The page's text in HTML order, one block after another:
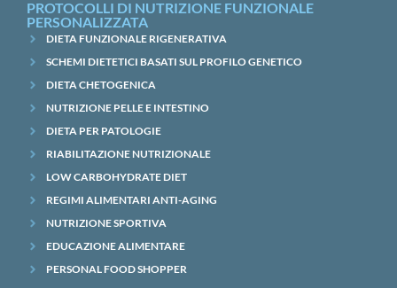
PROTOCOLLI DI NUTRIZIONE FUNZIONALE
PERSONALIZZATA
DIETA FUNZIONALE RIGENERATIVA
SCHEMI DIETETICI BASATI SUL PROFILO GENETICO
DIETA CHETOGENICA
NUTRIZIONE PELLE E INTESTINO
DIETA PER PATOLOGIE
RIABILITAZIONE NUTRIZIONALE
LOW CARBOHYDRATE DIET
REGIMI ALIMENTARI ANTI-AGING
NUTRIZIONE SPORTIVA
EDUCAZIONE ALIMENTARE
PERSONAL FOOD SHOPPER